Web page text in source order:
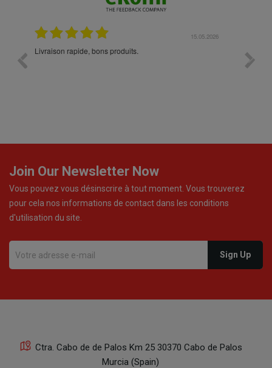
23.04.2026
Expérience au top +++ Excellents produits à prix
Join Our Newsletter Now
Vous pouvez vous désinscrire à tout moment. Vous trouverez
pour cela nos informations de contact dans les conditions
d'utilisation du site.
Ctra. Cabo de de Palos Km 25 30370 Cabo de Palos
Murcia (Spain)